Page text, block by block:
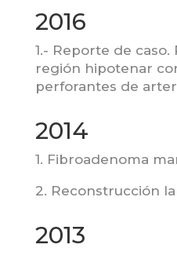
2016
1.- Reporte de
región hipotenar
perforantes de
2014
1. Fibroadenoma
2. Reconstrucción
2013